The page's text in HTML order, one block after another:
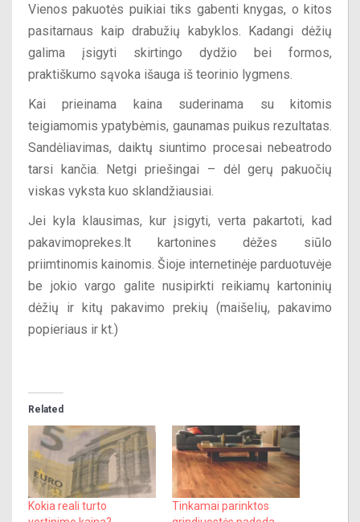
Vienos pakuotės puikiai tiks gabenti knygas, o kitos
pasitarnaus kaip drabužių kabyklos. Kadangi dėžių
galima įsigyti skirtingo dydžio bei formos,
praktiškumo sąvoka išauga iš teorinio lygmens.
Kai prieinama kaina suderinama su kitomis
teigiamomis ypatybėmis, gaunamas puikus rezultatas.
Sandėliavimas, daiktų siuntimo procesai nebeatrodo
tarsi kančia. Netgi priešingai – dėl gerų pakuočių
viskas vyksta kuo sklandžiausiai.
Jei kyla klausimas, kur įsigyti, verta pakartoti, kad
pakavimoprekes.lt kartonines dėžes siūlo
priimtinomis kainomis. Šioje internetinėje parduotuvėje
be jokio vargo galite nusipirkti reikiamų kartoninių
dėžių ir kitų pakavimo prekių (maišelių, pakavimo
popieriaus ir kt.)
Related
Kokia reali turto
Tinkamai parinktos